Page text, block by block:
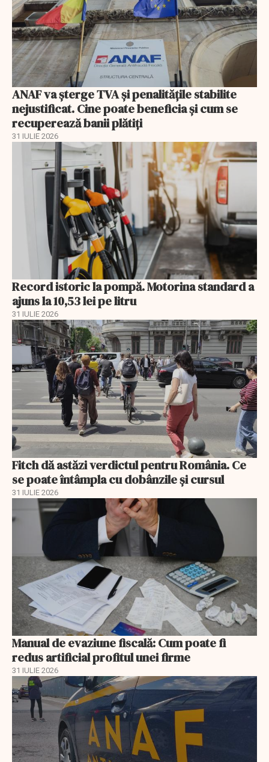
ANAF va șterge TVA și penalitățile stabilite
nejustificat. Cine poate beneficia și cum se
recuperează banii plătiți
31 IULIE 2026
Record istoric la pompă. Motorina standard a
ajuns la 10,53 lei pe litru
31 IULIE 2026
Fitch dă astăzi verdictul pentru România. Ce
se poate întâmpla cu dobânzile și cursul
31 IULIE 2026
Manual de evaziune fiscală: Cum poate fi
redus artificial profitul unei firme
31 IULIE 2026